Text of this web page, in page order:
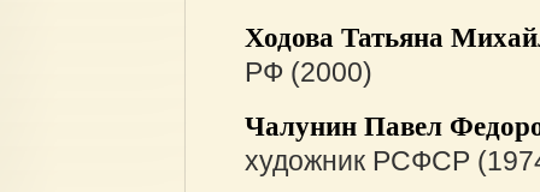
Ходова Татьяна
РФ (2000)
Чалунин Павел
художник РСФСР